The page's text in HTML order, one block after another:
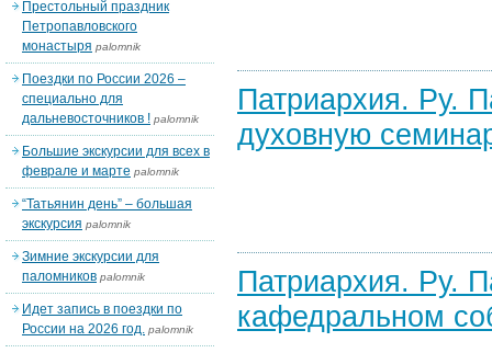
Патриархия. Ру.
духовную
Патриархия. Ру.
кафедральном
Престольный праздник
Петропавловского
монастыря palomnik
Поездки по России 2026 –
специально для
дальневосточников ! palomnik
Большие экскурсии для всех в
феврале и марте palomnik
“Татьянин день” – большая
экскурсия palomnik
Зимние экскурсии для
паломников palomnik
Идет запись в поездки по
России на 2026 год. palomnik